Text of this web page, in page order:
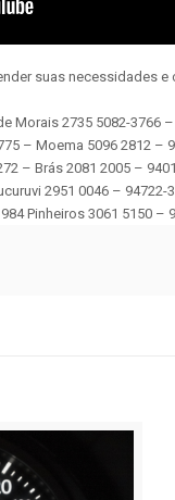
suas necessidades
Morais 2735 5082-3766
– Moema 5096 2812 –
– Brás 2081 2005 –
2951 0046 – 94722-
Pinheiros 3061 5150 –